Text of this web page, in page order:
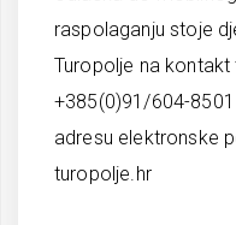
raspolaganju stoje
Turopolje na
+385(0)91/604-
adresu elektronske
turopolje.hr